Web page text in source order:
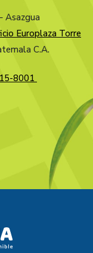
Asazgua
Europlaza Torre
C.A.
8001